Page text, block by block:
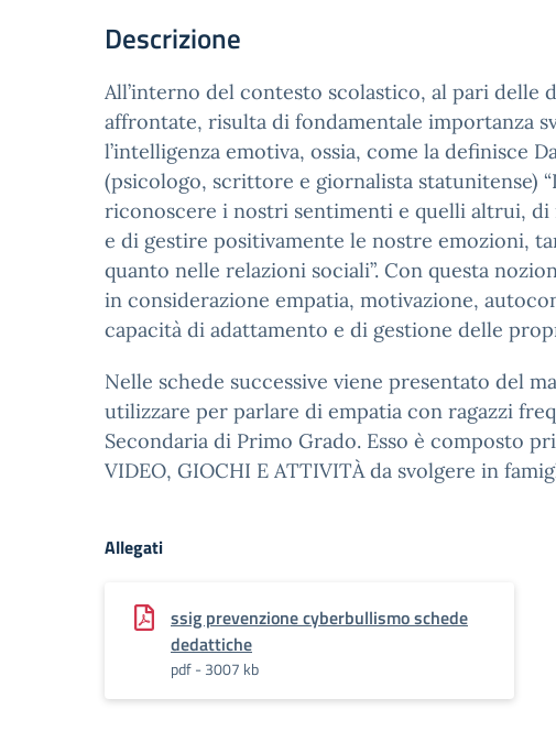
Descrizione
All’interno del contesto scolastico, al pari delle
affrontate, risulta di fondamentale importanza
l’intelligenza emotiva, ossia, come la definisce
(psicologo, scrittore e giornalista statunitense)
riconoscere i nostri sentimenti e quelli altrui, di
e di gestire positivamente le nostre emozioni,
quanto nelle relazioni sociali”. Con questa
in considerazione empatia, motivazione,
capacità di adattamento e di gestione delle
Nelle schede successive viene presentato del
utilizzare per parlare di empatia con ragazzi
Secondaria di Primo Grado. Esso è composto
VIDEO, GIOCHI E ATTIVITÀ da svolgere in
Allegati
ssig prevenzione cyberbullismo schede
dedattiche
pdf - 3007 kb